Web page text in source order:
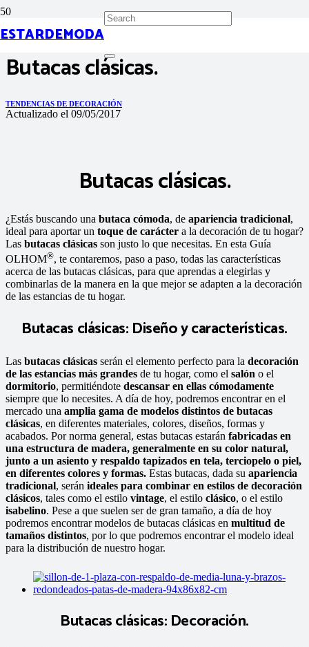
ESTARDEMODA
Butacas clásicas.
TENDENCIAS DE DECORACIÓN
Actualizado el 09/05/2017
Butacas clásicas.
¿Estás buscando una butaca cómoda, de apariencia tradicional,
ideal para aportar un toque de carácter a la decoración de tu hogar?
Las butacas clásicas son justo lo que necesitas. En esta Guía
OLHOM®, te contaremos, paso a paso, todas las características
acerca de las butacas clásicas, para que aprendas a elegirlas y
combinarlas de la manera en la que mejor se adapten a la decoración
de las estancias de tu hogar.
Butacas clásicas: Diseño y características.
Las butacas clásicas serán el elemento perfecto para la decoración
de las estancias más grandes de tu hogar, como el salón o el
dormitorio, permitiéndote descansar en ellas cómodamente
siempre que lo necesites. A día de hoy, podremos encontrar en el
mercado una amplia gama de modelos distintos de butacas
clásicas, en diferentes materiales, colores, diseños, formas y
acabados. Por norma general, estas butacas estarán fabricadas en
una estructura de madera, generalmente en su color natural,
junto a un asiento y respaldo tapizados en tela, terciopelo o piel,
en diferentes colores y formas. Estas butacas, dada su apariencia
tradicional, serán ideales para combinar en estilos de decoración
clásicos, tales como el estilo vintage, el estilo clásico, o el estilo
isabelino. Pese a que suelen ser de gran tamaño, a día de hoy
podremos encontrar modelos de butacas clásicas en multitud de
tamaños distintos, por lo que podremos encontrar el modelo ideal
para la distribución de nuestro hogar.
Butacas clásicas: Decoración.